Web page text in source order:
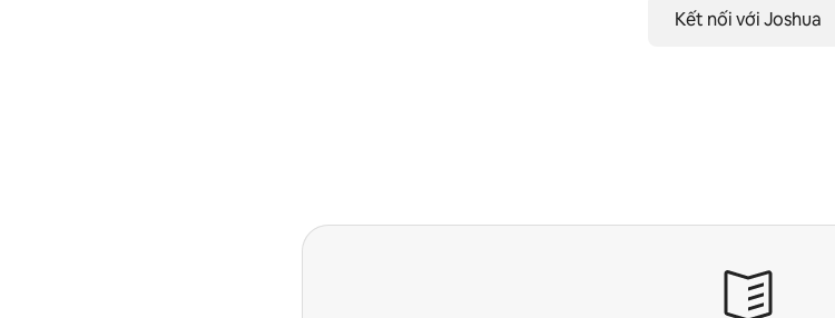
Kết nối với Joshua